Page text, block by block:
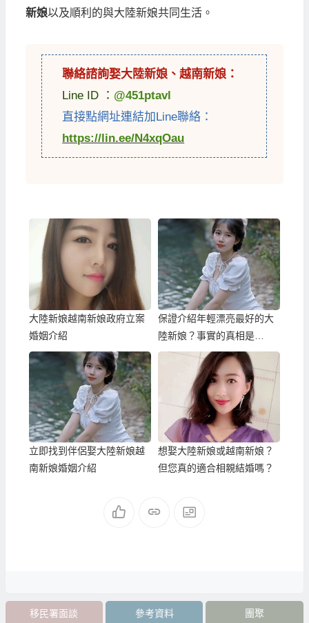
新娘以及順利的與大陸新娘共同生活。
聯絡諮詢娶大陸新娘 、越南新娘 ：
Line ID ： @451ptavl
直接點網址連結加Line聯絡：
https://lin.ee/N4xqOau
大陸新娘越南新娘政府立案
婚姻介紹
保證介紹年輕漂亮最好的大
陸新娘？事實的真相是…
立即找到伴侶娶大陸新娘越
南新娘婚姻介紹
想娶大陸新娘或越南新娘？
但您真的適合相親結婚嗎？
移民署面談 參考資料 團聚